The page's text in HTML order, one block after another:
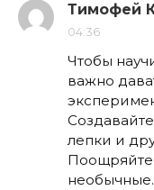
Тимофей
04:36
Чтобы
важно
лепки и
Поощряйте